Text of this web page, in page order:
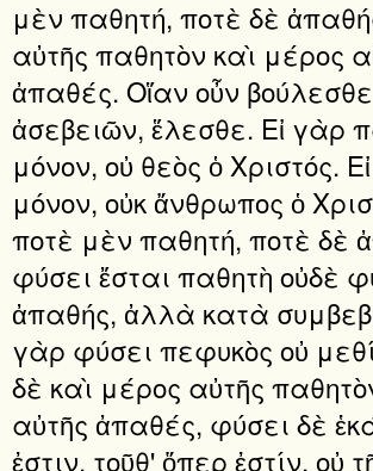
μὲν παθητή, ποτὲ δὲ
αὐτῆς παθητὸν καὶ μέρος
ἀπαθές. Οἵαν οὖν
ἀσεβειῶν, ἕλεσθε. Εἰ γὰρ
μόνον, οὐ θεὸς ὁ Χριστός.
μόνον, οὐκ ἄνθρωπος ὁ
ποτὲ μὲν παθητή, ποτὲ δὲ
φύσει ἔσται παθητὴ οὐδὲ
ἀπαθής, ἀλλὰ κατὰ
γὰρ φύσει πεφυκὸς οὐ
δὲ καὶ μέρος αὐτῆς
αὐτῆς ἀπαθές, φύσει δὲ
ἐστιν, τοῦθ' ὅπερ ἐστίν, οὐ